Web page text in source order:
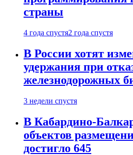
страны
4 года спустя2 года спустя
В России хотят
удержания при
железнодорожных
3 недели спустя
В Кабардино-
объектов
достигло 645